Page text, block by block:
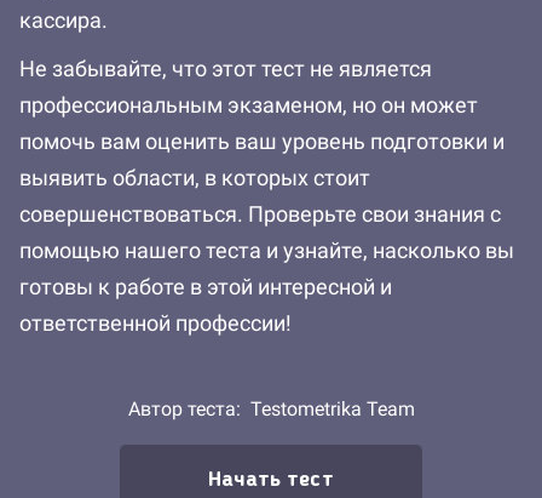
кассира.
Не забывайте, что этот тест не является
профессиональным экзаменом, но он может
помочь вам оценить ваш уровень подготовки и
выявить области, в которых стоит
совершенствоваться. Проверьте свои знания с
помощью нашего теста и узнайте, насколько вы
готовы к работе в этой интересной и
ответственной профессии!
Автор теста: Testometrika Team
Начать тест